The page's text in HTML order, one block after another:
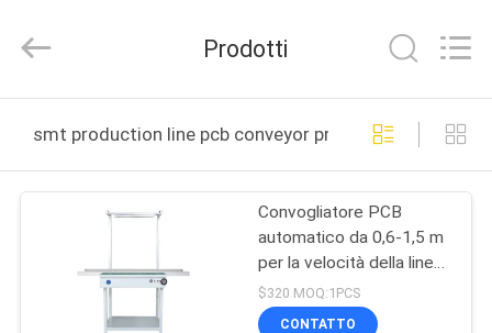
PRODOTTI
CHARMHIGH
All
Prodotti
smt production line pcb conveyor produzione online
Convogliatore PCB
automatico da 0,6-1,5 m
per la velocità della linea
di produzione SMT
regolabile
$320 MOQ:1PCS
CONTATTO